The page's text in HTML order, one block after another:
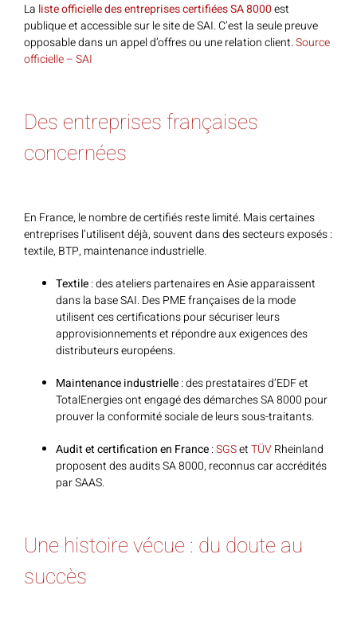
La liste officielle des entreprises certifiées SA 8000est
publique et accessible sur le site de SAI. C’est la seule preuve
opposable dans un appel d’offres ou une relation client.Source
officielle – SAI
Des entreprises françaises
concernées
En France, le nombre de certifiés reste limité. Mais certaines
entreprises l’utilisent déjà, souvent dans des secteurs exposés :
textile, BTP, maintenance industrielle.
Textile: des ateliers partenaires en Asie apparaissent
dans la base SAI. Des PME françaises de la mode
utilisent ces certifications pour sécuriser leurs
approvisionnements et répondre aux exigences des
distributeurs européens.
Maintenance industrielle: des prestataires d’EDF et
TotalEnergies ont engagé des démarches SA 8000 pour
prouver la conformité sociale de leurs sous-traitants.
Audit et certification en France:SGSetTÜVRheinland
proposent des audits SA 8000, reconnus car accrédités
par SAAS.
Une histoire vécue : du doute au
succès